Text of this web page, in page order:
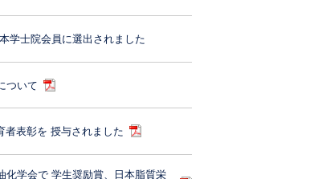
学士院会員に選出されました
ついて
表彰を 授与されました
化学会で 学生奨励賞、日本脂質栄